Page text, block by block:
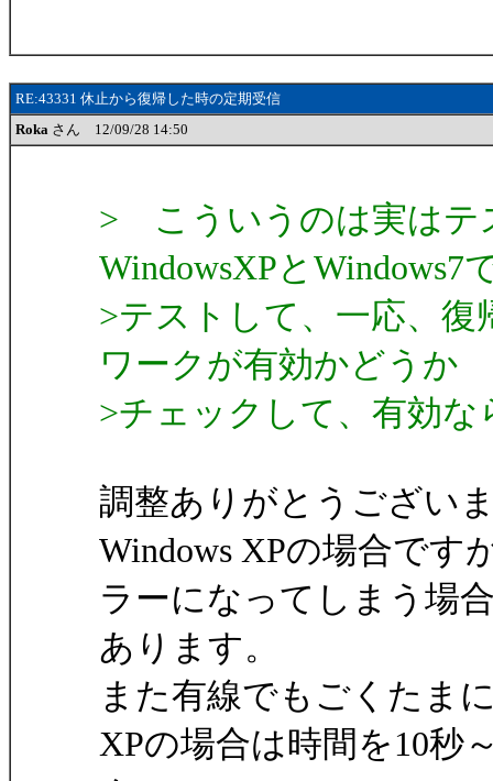
RE:43331 休止から復帰した時の定期受信
Roka さん 12/09/28 14:50
> こういうのは実はテ
WindowsXPとWindows7
>テストして、一応、
ワークが有効かどうか
>チェックして、有効
調整ありがとうござい
Windows XPの場合です
ラーになってしまう場
あります。
また有線でもごくたま
XPの場合は時間を10秒